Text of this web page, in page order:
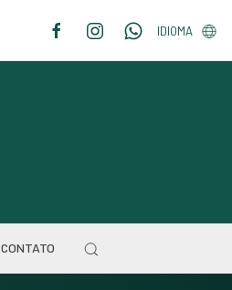
IDIOMA
CONTATO